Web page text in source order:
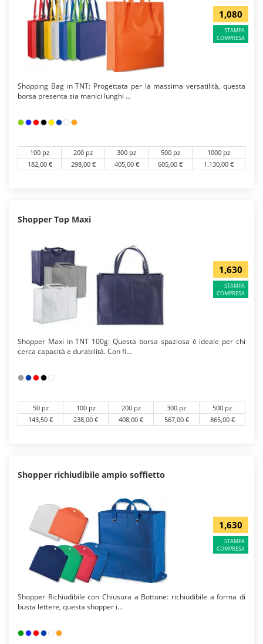
1,080
STAMPA
COMPRESA
Shopping Bag in TNT: Progettata per la massima versatilità, questa
borsa presenta sia manici lunghi ...
100 pz 200 pz 300 pz 500 pz
1000 pz
182,00 €
298,00 € 405,00 € 605,00 € 1.130,00 €
Shopper Top Maxi
1,630
STAMPA
COMPRESA
Shopper Maxi in TNT 100g: Questa borsa spaziosa è ideale per chi
cerca capacità e durabilità. Con fi...
50 pz 100 pz 200 pz 300 pz
500 pz
143,50 €
238,00 € 408,00 € 567,00 € 865,00 €
Shopper richiudibile ampio soffietto
1,630
STAMPA
COMPRESA
Shopper Richiudibile con Chiusura a Bottone: richiudibile a forma di
busta lettere, questa shopper i...